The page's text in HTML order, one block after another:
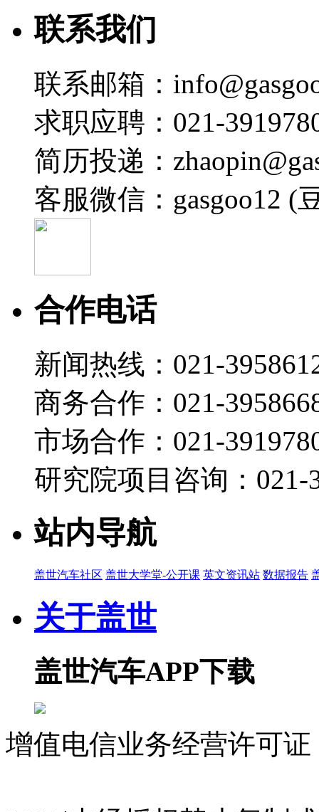
联系我们
联系邮箱：
求职应聘：021-
简历投递：
客服微信：gasgoo12 (
合作电话
新闻热线：021-
商务合作：021-
市场合作：021-
研究院项目咨询：021-
站内导航
盖世汽车社区 盖世大学堂-公开课 英文资讯站 数据报告
关于盖世
盖世汽车APP下载
增值电信业务经营许可